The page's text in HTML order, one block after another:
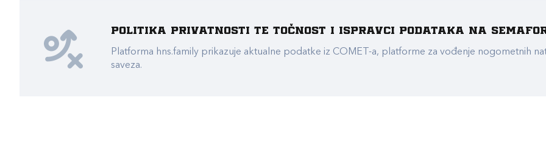
Politika privatnosti te točnost i ispravci podataka na
Platforma hns.family prikazuje aktualne podatke iz COMET-a, platforme za vođenje nogometnih
saveza.